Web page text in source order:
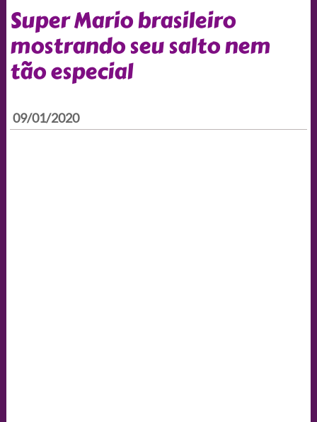
Super Mario brasileiro
mostrando seu salto nem
tão especial
09/01/2020